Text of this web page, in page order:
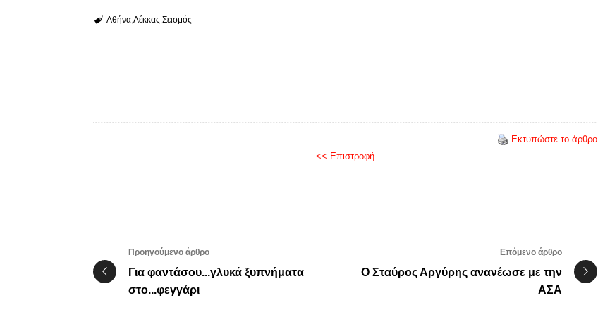
Αθήνα Λέκκας Σεισμός
Εκτυπώστε το άρθρο
<< Επιστροφή
Προηγούμενο άρθρο
Για φαντάσου...γλυκά ξυπνήματα
στο...φεγγάρι
Επόμενο άρθρο
Ο Σταύρος Αργύρης ανανέωσε με την
ΑΣΑ